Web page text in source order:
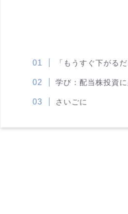
「もうすぐ下がる
学び：配当株投資
さいごに